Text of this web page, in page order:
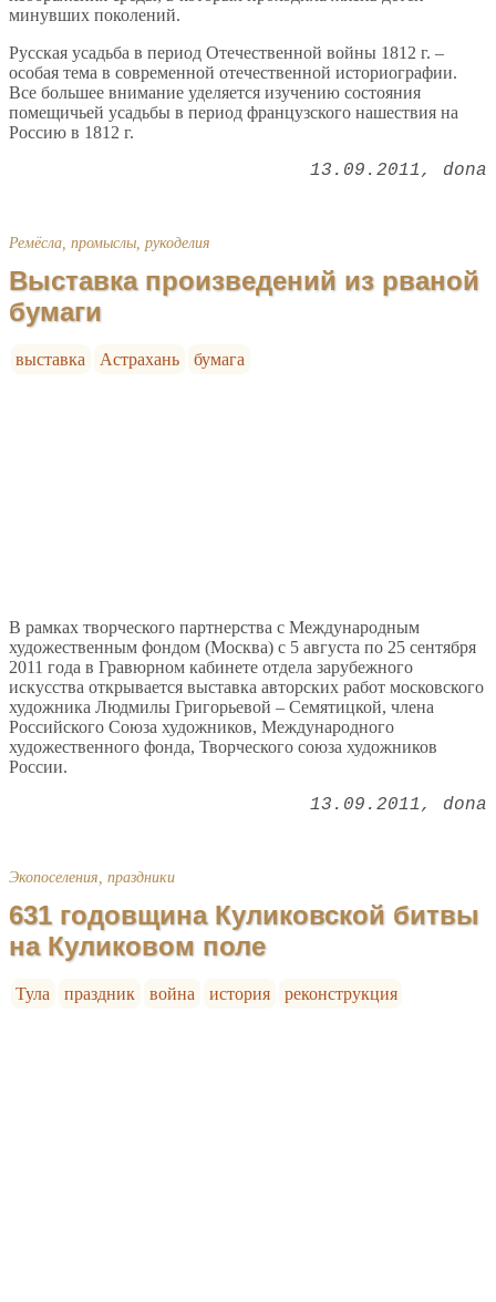
минувших поколений.
Русская усадьба в период Отечественной войны 1812 г. –
особая тема в современной отечественной историографии.
Все большее внимание уделяется изучению состояния
помещичьей усадьбы в период французского нашествия на
Россию в 1812 г.
13.09.2011 dona
Ремёсла, промыслы, рукоделия
Выставка произведений из рваной
бумаги
выставка Астрахань бумага
В рамках творческого партнерства с Международным
художественным фондом (Москва) с 5 августа по 25 сентября
2011 года в Гравюрном кабинете отдела зарубежного
искусства открывается выставка авторских работ московского
художника Людмилы Григорьевой – Семятицкой, члена
Российского Союза художников, Международного
художественного фонда, Творческого союза художников
России.
13.09.2011 dona
Экопоселения, праздники
631 годовщина Куликовской битвы
на Куликовом поле
Тула праздник война история реконструкция